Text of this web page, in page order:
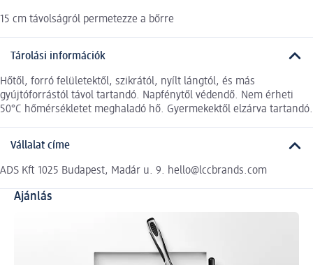
15 cm távolságról permetezze a bőrre
Tárolási információk
Hőtől, forró felületektől, szikrától, nyílt lángtól, és más
gyújtóforrástól távol tartandó. Napfénytől védendő. Nem érheti
50°C hőmérsékletet meghaladó hő. Gyermekektől elzárva tartandó.
Vállalat címe
ADS Kft 1025 Budapest, Madár u. 9. hello@lccbrands.com
Ajánlás